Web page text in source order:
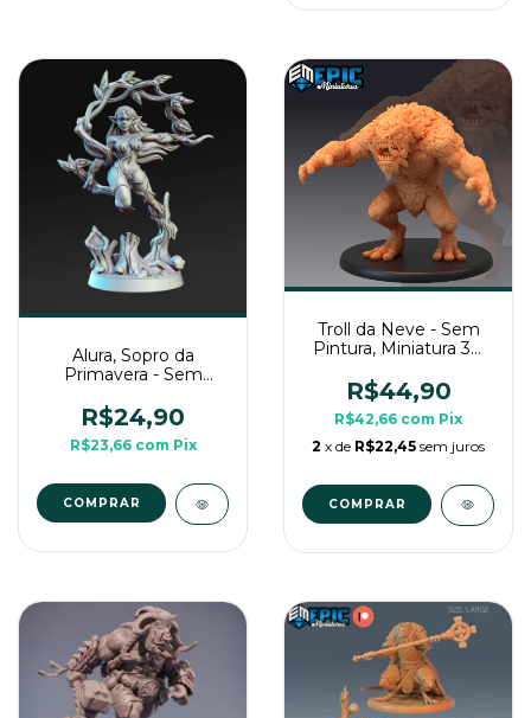
Alura, Sopro da
Primavera - Sem
Média em 3D Para
Rpg de Mesa
R$24,90
R$23,66 com Pix
COMPRAR
Troll da Neve - Sem
Pintura, Miniatura 3D
Mesa
R$44,90
R$42,66 com Pix
2 x de R$22,45 sem juros
COMPRAR